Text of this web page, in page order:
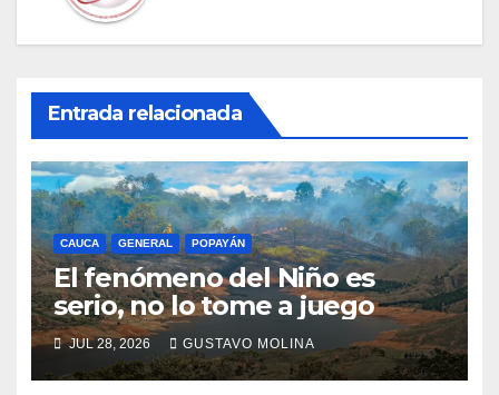
Entrada relacionada
CAUCA GENERAL POPAYÁN
El fenómeno del Niño es
serio, no lo tome a juego
JUL 28, 2026 GUSTAVO MOLINA